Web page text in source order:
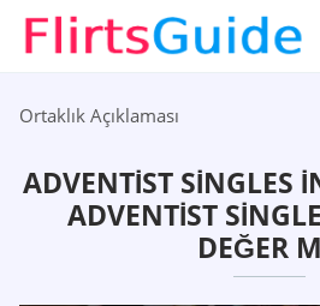
Ortaklık Açıklaması
ADVENTIST SINGLES
ADVENTIST
DEĞER